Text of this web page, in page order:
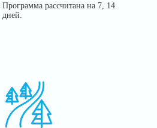
Программа рассчитана на 7, 14
дней